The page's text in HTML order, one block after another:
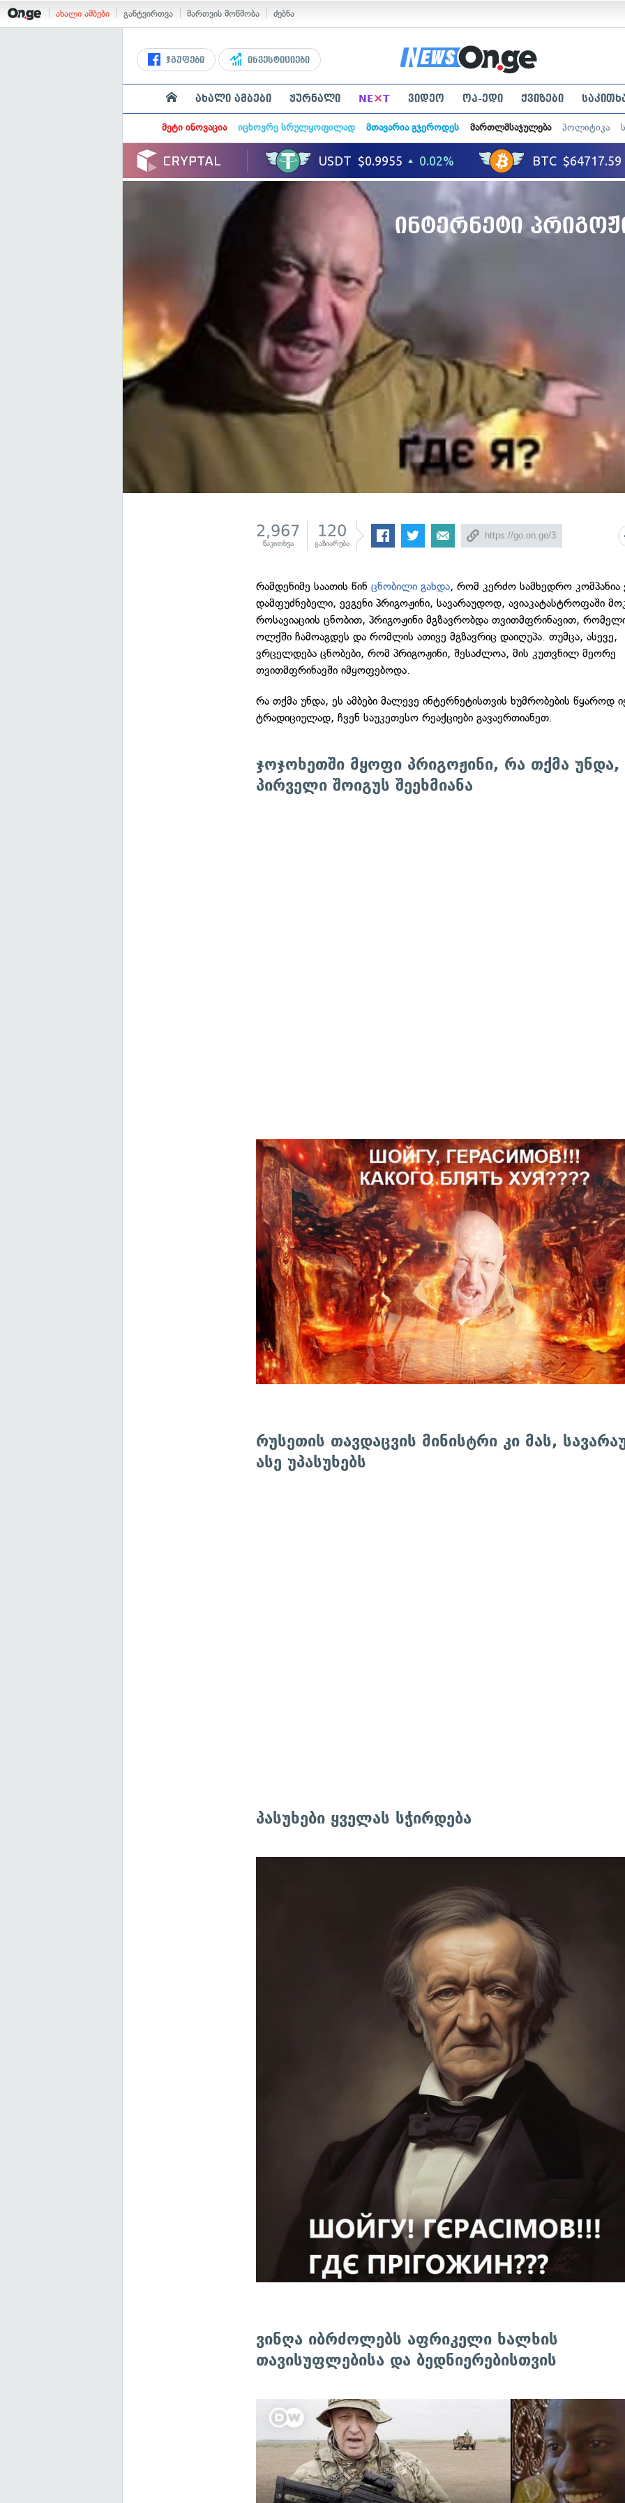
ახალი ამბები განტვირთვა მართვის მოწმობა ძებნა
ჯგუფები ინვესტიციები
ახალი ამბები ჟურნალი NE×T ვიდეო ოპ-ედი ქვიზები
მეტი ინოვაცია იცხოვრე სრულყოფილად მთავარია გჯეროდეს მართლმსაჯულება პოლიტიკა
ინტერნეტი
2,967
წაკითხვა
120
გაზიარება
რამდენიმე საათის წინცნობილი გახდა, რომ კერძო სამხედრო კომპანია
დამფუძნებელი, ევგენი პრიგოჟინი, სავარაუდოდ, ავიაკატასტროფაში
როსავიაციის ცნობით, პრიგოჟინი მგზავრობდა თვითმფრინავით,
ოლქში ჩამოაგდეს და რომლის ათივე მგზავრიც დაიღუპა. თუმცა, ასევე,
ვრცელდება ცნობები, რომ პრიგოჟინი, შესაძლოა, მის კუთვნილ მეორე
თვითმფრინავში იმყოფებოდა.
რა თქმა უნდა, ეს ამბები მალევე ინტერნეტისთვის ხუმრობების წყაროდ
ტრადიციულად, ჩვენ საუკეთესო რეაქციები გავაერთიანეთ.
ჯოჯოხეთში მყოფი პრიგოჟინი, რა თქმა უნდა,
პირველი შოიგუს შეეხმიანა
რუსეთის თავდაცვის მინისტრი კი მას,
ასე უპასუხებს
პასუხები ყველას სჭირდება
ვინღა იბრძოლებს აფრიკელი ხალხის
თავისუფლებისა და ბედნიერებისთვის